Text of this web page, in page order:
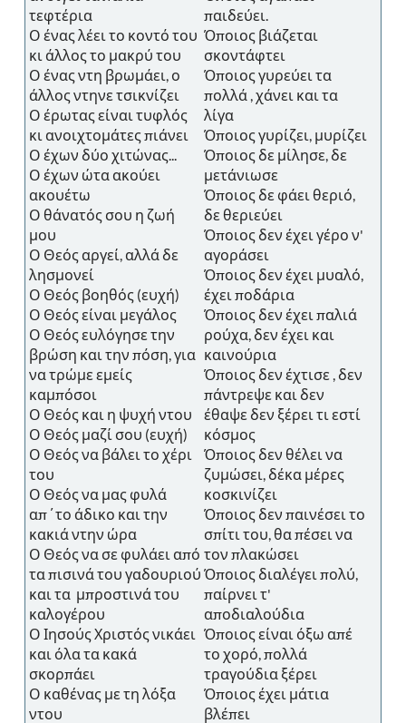
τεφτέρια
Ο ένας λέει το κοντό του
κι άλλος το μακρύ του
Ο ένας ντη βρωμάει, ο
άλλος ντηνε τσικνίζει
Ο έρωτας είναι τυφλός
κι ανοιχτομάτες πιάνει
Ο έχων δύο χιτώνας...
Ο έχων ώτα ακούει
ακουέτω
Ο θάνατός σου η ζωή
μου
Ο Θεός αργεί, αλλά δε
λησμονεί
Ο Θεός βοηθός (ευχή)
Ο Θεός είναι μεγάλος
Ο Θεός ευλόγησε την
βρώση και την πόση, για
να τρώμε εμείς
καμπόσοι
Ο Θεός και η ψυχή ντου
Ο Θεός μαζί σου (ευχή)
Ο Θεός να βάλει το χέρι
του
Ο Θεός να μας φυλά
απ΄το άδικο και την
κακιά ντην ώρα
Ο Θεός να σε φυλάει από
τα πισινά του γαδουριού
και τα μπροστινά του
καλογέρου
Ο Ιησούς Χριστός νικάει
και όλα τα κακά
σκορπάει
Ο καθένας με τη λόξα
ντου
παιδεύει.
Όποιος βιάζεται
σκοντάφτει
Όποιος γυρεύει τα
πολλά , χάνει και τα
λίγα
Όποιος γυρίζει, μυρίζει
Όποιος δε μίλησε, δε
μετάνιωσε
Όποιος δε φάει θεριό,
δε θεριεύει
Όποιος δεν έχει γέρο ν'
αγοράσει
Όποιος δεν έχει μυαλό,
έχει ποδάρια
Όποιος δεν έχει παλιά
ρούχα, δεν έχει και
καινούρια
Όποιος δεν έχτισε , δεν
πάντρεψε και δεν
έθαψε δεν ξέρει τι εστί
κόσμος
Όποιος δεν θέλει να
ζυμώσει, δέκα μέρες
κοσκινίζει
Όποιος δεν παινέσει το
σπίτι του, θα πέσει να
τον πλακώσει
Όποιος διαλέγει πολύ,
παίρνει τ'
αποδιαλούδια
Όποιος είναι όξω απέ
το χορό, πολλά
τραγούδια ξέρει
Όποιος έχει μάτια
βλέπει